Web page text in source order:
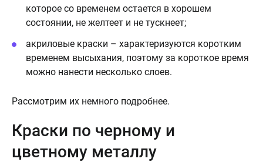
которое со временем остается в хорошем
состоянии, не желтеет и не тускнеет;
акриловые краски – характеризуются коротким
временем высыхания, поэтому за короткое время
можно нанести несколько слоев.
Рассмотрим их немного подробнее.
Краски по черному и
цветному металлу